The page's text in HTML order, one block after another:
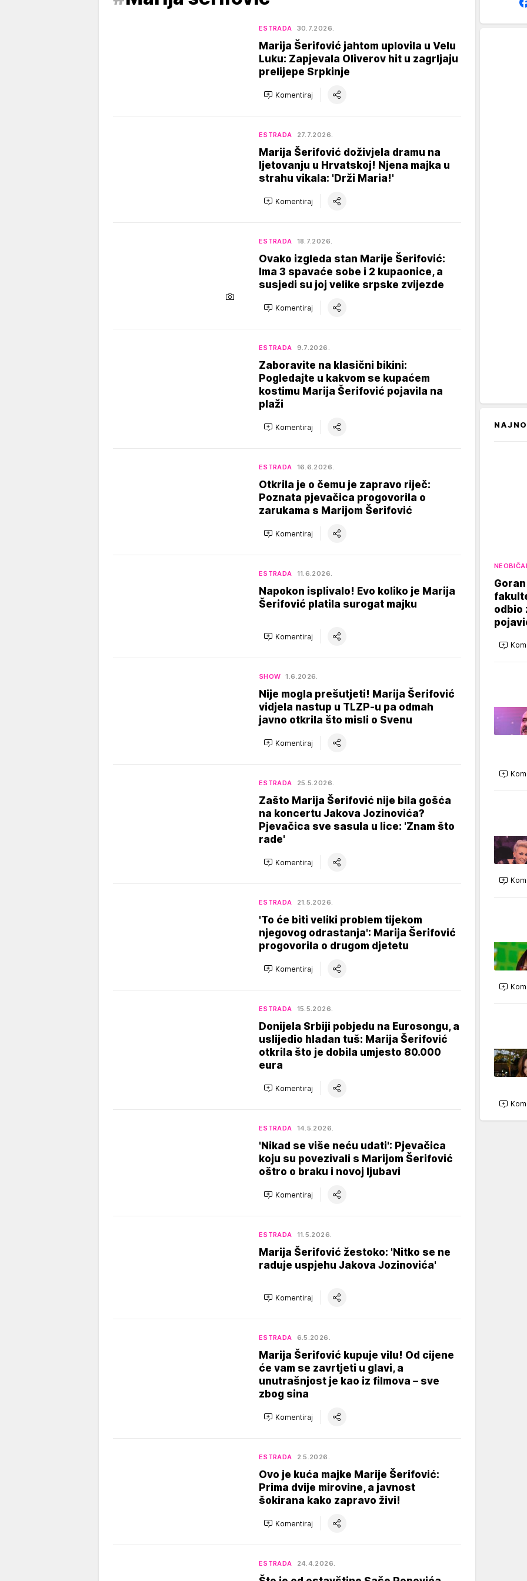
ESTRADA 30.7.2026.
Marija Šerifović jahtom uplovila u Velu
Luku: Zapjevala Oliverov hit u zagrljaju
prelijepe Srpkinje
Komentiraj
ESTRADA 27.7.2026.
Marija Šerifović doživjela dramu na
ljetovanju u Hrvatskoj! Njena majka u
strahu vikala: 'Drži Maria!'
Komentiraj
ESTRADA 18.7.2026.
Ovako izgleda stan Marije Šerifović:
Ima 3 spavaće sobe i 2 kupaonice, a
susjedi su joj velike srpske zvijezde
Komentiraj
ESTRADA 9.7.2026.
Zaboravite na klasični bikini:
Pogledajte u kakvom se kupaćem
kostimu Marija Šerifović pojavila na
plaži
Komentiraj
ESTRADA 16.6.2026.
Otkrila je o čemu je zapravo riječ:
Poznata pjevačica progovorila o
zarukama s Marijom Šerifović
Komentiraj
ESTRADA 11.6.2026.
Napokon isplivalo! Evo koliko je Marija
Šerifović platila surogat majku
Komentiraj
SHOW 1.6.2026.
Nije mogla prešutjeti! Marija Šerifović
vidjela nastup u TLZP-u pa odmah
javno otkrila što misli o Svenu
Komentiraj
ESTRADA 25.5.2026.
Zašto Marija Šerifović nije bila gošća
na koncertu Jakova Jozinovića?
Pjevačica sve sasula u lice: 'Znam što
rade'
Komentiraj
ESTRADA 21.5.2026.
'To će biti veliki problem tijekom
njegovog odrastanja': Marija Šerifović
progovorila o drugom djetetu
Komentiraj
ESTRADA 15.5.2026.
Donijela Srbiji pobjedu na Eurosongu, a
uslijedio hladan tuš: Marija Šerifović
otkrila što je dobila umjesto 80.000
eura
Komentiraj
ESTRADA 14.5.2026.
'Nikad se više neću udati': Pjevačica
koju su povezivali s Marijom Šerifović
oštro o braku i novoj ljubavi
Komentiraj
ESTRADA 11.5.2026.
Marija Šerifović žestoko: 'Nitko se ne
raduje uspjehu Jakova Jozinovića'
Komentiraj
ESTRADA 6.5.2026.
Marija Šerifović kupuje vilu! Od cijene
će vam se zavrtjeti u glavi, a
unutrašnjost je kao iz filmova – sve
zbog sina
Komentiraj
ESTRADA 2.5.2026.
Ovo je kuća majke Marije Šerifović:
Prima dvije mirovine, a javnost
šokirana kako zapravo živi!
Komentiraj
ESTRADA 24.4.2026.
odbio